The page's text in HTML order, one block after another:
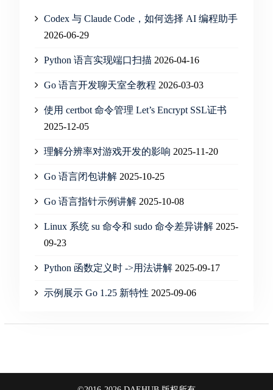
Codex 与 Claude Code，如何选择 AI 编程助手
2026-06-29
Python 语言实现端口扫描 2026-04-16
Go 语言开发聊天室全教程 2026-03-03
使用 certbot 命令管理 Let’s Encrypt SSL证书
2025-12-05
理解分辨率对游戏开发的影响 2025-11-20
Go 语言闭包讲解 2025-10-25
Go 语言指针示例讲解 2025-10-08
Linux 系统 su 命令和 sudo 命令差异讲解 2025-
09-23
Python 函数定义时 ->用法讲解 2025-09-17
示例展示 Go 1.25 新特性 2025-09-06